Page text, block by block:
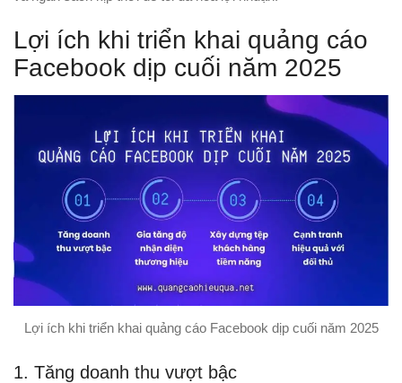
Lợi ích khi triển khai quảng cáo
Facebook dịp cuối năm 2025
Lợi ích khi triển khai quảng cáo Facebook dịp cuối năm 2025
1. Tăng doanh thu vượt bậc